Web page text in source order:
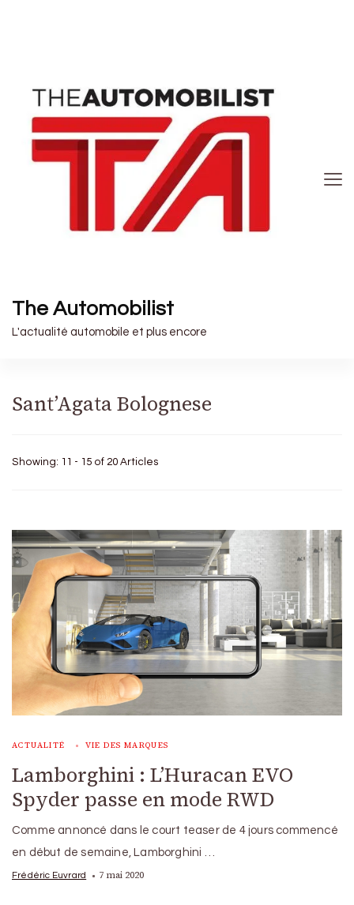
The Automobilist
L'actualité automobile et plus encore
Sant’Agata Bolognese
Showing: 11 - 15 of 20 Articles
ACTUALITÉ VIE DES MARQUES
Lamborghini : L’Huracan EVO
Spyder passe en mode RWD
Comme annoncé dans le court teaser de 4 jours commencé
en début de semaine, Lamborghini …
Frédéric Euvrard 7 mai 2020